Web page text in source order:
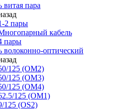
витая пара
2 пары
кабель
пары
волоконно-оптический
125 (OM2)
125 (OM3)
125 (OM4)
125 (OM1)
125 (OS2)